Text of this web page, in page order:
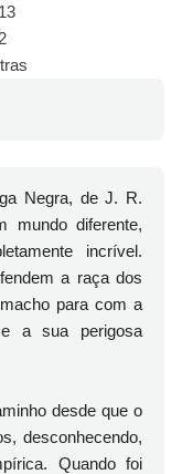
Negra, de J. R.
mundo diferente,
incrível.
a raça dos
para com a
a sua perigosa
desde que o
desconhecendo,
Quando foi